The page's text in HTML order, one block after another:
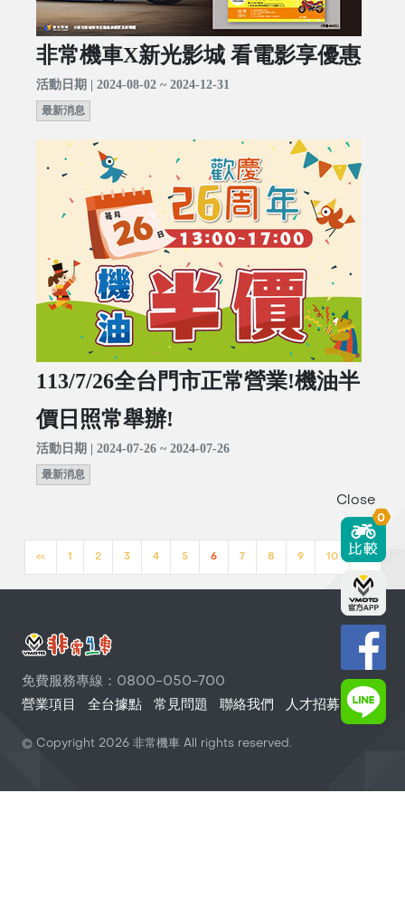
非常機車X新光影城 看電影享優惠
活動日期 | 2024-08-02 ~ 2024-12-31
最新消息
113/7/26全台門市正常營業!機油半
價日照常舉辦!
活動日期 | 2024-07-26 ~ 2024-07-26
最新消息
<< 1 2 3 4 5 6 7 8 9 10 >>
免費服務專線：0800-050-700
營業項目
全台據點 常見問題 聯絡我們 人才招募
© Copyright 2026 非常機車 All rights reserved.
Close
0